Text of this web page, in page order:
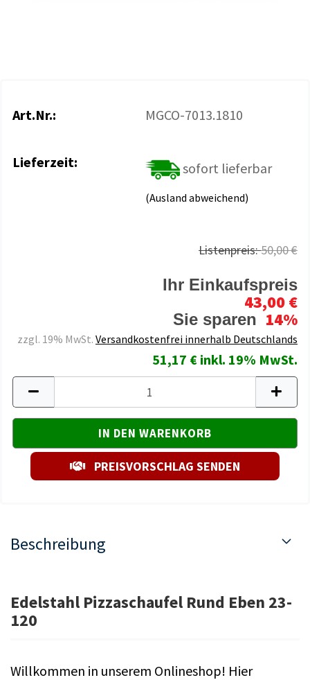
Art.Nr.: MGCO-7013.1810
Lieferzeit: sofort lieferbar
(Ausland abweichend)
Listenpreis:50,00 €
Ihr Einkaufspreis
43,00 €
Sie sparen 14%
zzgl. 19% MwSt. Versandkostenfrei innerhalb Deutschlands
51,17 € inkl. 19% MwSt.
PREISVORSCHLAG SENDEN
Beschreibung
Edelstahl Pizzaschaufel Rund Eben 23-
120
Willkommen in unserem Onlineshop! Hier